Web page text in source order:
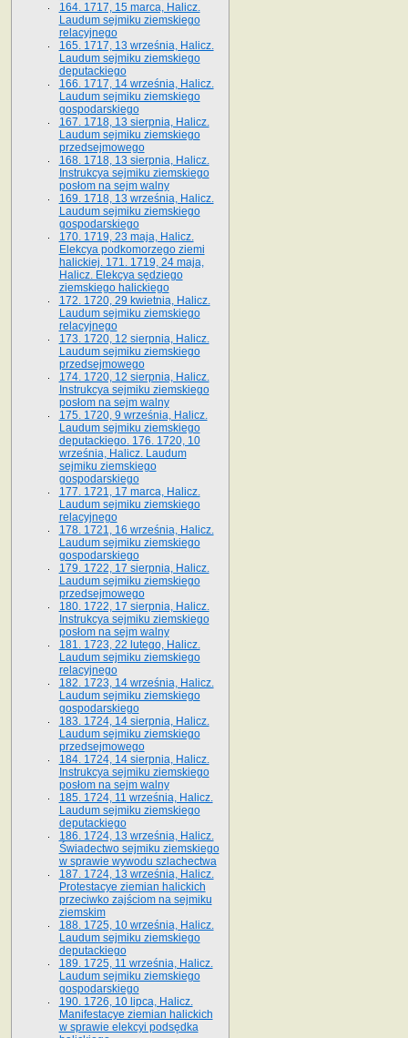
164. 1717, 15 marca, Halicz.
Laudum sejmiku ziemskiego
relacyjnego
165. 1717, 13 września, Halicz.
Laudum sejmiku ziemskiego
deputackiego
166. 1717, 14 września, Halicz.
Laudum sejmiku ziemskiego
gospodarskiego
167. 1718, 13 sierpnia, Halicz.
Laudum sejmiku ziemskiego
przedsejmowego
168. 1718, 13 sierpnia, Halicz.
Instrukcya sejmiku ziemskiego
posłom na sejm walny
169. 1718, 13 września, Halicz.
Laudum sejmiku ziemskiego
gospodarskiego
170. 1719, 23 maja, Halicz.
Elekcya podkomorzego ziemi
halickiej. 171. 1719, 24 maja,
Halicz. Elekcya sędziego
ziemskiego halickiego
172. 1720, 29 kwietnia, Halicz.
Laudum sejmiku ziemskiego
relacyjnego
173. 1720, 12 sierpnia, Halicz.
Laudum sejmiku ziemskiego
przedsejmowego
174. 1720, 12 sierpnia, Halicz.
Instrukcya sejmiku ziemskiego
posłom na sejm walny
175. 1720, 9 września, Halicz.
Laudum sejmiku ziemskiego
deputackiego. 176. 1720, 10
września, Halicz. Laudum
sejmiku ziemskiego
gospodarskiego
177. 1721, 17 marca, Halicz.
Laudum sejmiku ziemskiego
relacyjnego
178. 1721, 16 września, Halicz.
Laudum sejmiku ziemskiego
gospodarskiego
179. 1722, 17 sierpnia, Halicz.
Laudum sejmiku ziemskiego
przedsejmowego
180. 1722, 17 sierpnia, Halicz.
Instrukcya sejmiku ziemskiego
posłom na sejm walny
181. 1723, 22 lutego, Halicz.
Laudum sejmiku ziemskiego
relacyjnego
182. 1723, 14 września, Halicz.
Laudum sejmiku ziemskiego
gospodarskiego
183. 1724, 14 sierpnia, Halicz.
Laudum sejmiku ziemskiego
przedsejmowego
184. 1724, 14 sierpnia, Halicz.
Instrukcya sejmiku ziemskiego
posłom na sejm walny
185. 1724, 11 września, Halicz.
Laudum sejmiku ziemskiego
deputackiego
186. 1724, 13 września, Halicz.
Świadectwo sejmiku ziemskiego
w sprawie wywodu szlachectwa
187. 1724, 13 września, Halicz.
Protestacye ziemian halickich
przeciwko zajściom na sejmiku
ziemskim
188. 1725, 10 września, Halicz.
Laudum sejmiku ziemskiego
deputackiego
189. 1725, 11 września, Halicz.
Laudum sejmiku ziemskiego
gospodarskiego
190. 1726, 10 lipca, Halicz.
Manifestacye ziemian halickich
w sprawie elekcyi podsędka